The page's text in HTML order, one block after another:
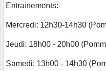
Entrainements:
Mercredi: 12h30-14h30
Jeudi: 18h00 - 20h00
Samedi: 13h00 - 14h30